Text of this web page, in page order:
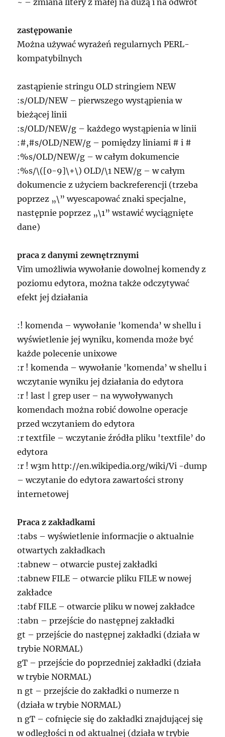
~ – zmiana litery z małej na dużą i na odwrót
zastępowanie
Można używać wyrażeń regularnych PERL-
kompatybilnych
zastąpienie stringu OLD stringiem NEW
:s/OLD/NEW – pierwszego wystąpienia w
bieżącej linii
:s/OLD/NEW/g – każdego wystąpienia w linii
:#,#s/OLD/NEW/g – pomiędzy liniami # i #
:%s/OLD/NEW/g – w całym dokumencie
:%s/\([0-9]\+\) OLD/\1 NEW/g – w całym
dokumencie z użyciem backreferencji (trzeba
poprzez „\” wyescapować znaki specjalne,
następnie poprzez „\1” wstawić wyciągnięte
dane)
praca z danymi zewnętrznymi
Vim umożliwia wywołanie dowolnej komendy z
poziomu edytora, można także odczytywać
efekt jej działania
:! komenda – wywołanie 'komenda’ w shellu i
wyświetlenie jej wyniku, komenda może być
każde polecenie unixowe
:r ! komenda – wywołanie 'komenda’ w shellu i
wczytanie wyniku jej działania do edytora
:r ! last | grep user – na wywoływanych
komendach można robić dowolne operacje
przed wczytaniem do edytora
:r textfile – wczytanie źródła pliku 'textfile’ do
edytora
:r ! w3m http://en.wikipedia.org/wiki/Vi -dump
– wczytanie do edytora zawartości strony
internetowej
Praca z zakładkami
:tabs – wyświetlenie informacjie o aktualnie
otwartych zakładkach
:tabnew – otwarcie pustej zakładki
:tabnew FILE – otwarcie pliku FILE w nowej
zakładce
:tabf FILE – otwarcie pliku w nowej zakładce
:tabn – przejście do następnej zakładki
gt – przejście do następnej zakładki (działa w
trybie NORMAL)
gT – przejście do poprzedniej zakładki (działa
w trybie NORMAL)
n gt – przejście do zakładki o numerze n
(działa w trybie NORMAL)
n gT – cofnięcie się do zakładki znajdującej się
w odległości n od aktualnej (działa w trybie